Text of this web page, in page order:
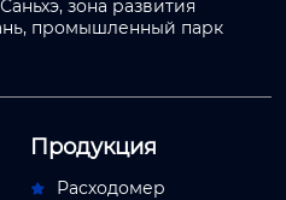
зона развития
промышленный парк
Продукция
 Расходомер